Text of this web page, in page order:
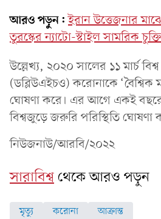
আরও পড়ুন: ইরান উত্তেজনার
তুরস্কের ন্যাটো-স্টাইল সামরিক চুক্তি
উল্লেখ্য, ২০২০ সালের ১১ মার্চ বিশ্ব
(ডব্লিউএইচও) করোনাকে ‘বৈশ্বিক
ঘোষণা করে। এর আগে একই
বিশ্বজুড়ে জরুরি পরিস্থিতি ঘোষণা
নিউজনাউ/আরবি/২০২২
সারাবিশ্বথেকে আরও পড়ুন
মৃত্যু করোনা আক্রান্ত